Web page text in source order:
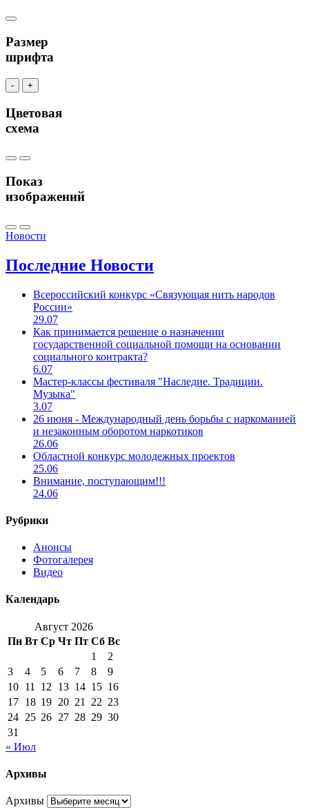
Размер
шрифта
- +
Цветовая
схема
Показ
изображений
Новости
Последние Новости
Всероссийский конкурс «Связующая нить народов
России»
29.07
Как принимается решение о назначении
государственной социальной помощи на основании
социального контракта?
6.07
Мастер-классы фестиваля "Наследие. Традиции.
Музыка"
3.07
26 июня - Международный день борьбы с наркоманией
и незаконным оборотом наркотиков
26.06
Областной конкурс молодежных проектов
25.06
Внимание, поступающим!!!
24.06
Рубрики
Анонсы
Фотогалерея
Видео
Календарь
Август 2026
Пн Вт Ср Чт Пт Сб Вс
1
2
3
4 5 6 7 8
9
10 11 12 13 14 15 16
17 18 19 20 21 22 23
24 25 26 27 28 29 30
31
« Июл
Архивы
Архивы